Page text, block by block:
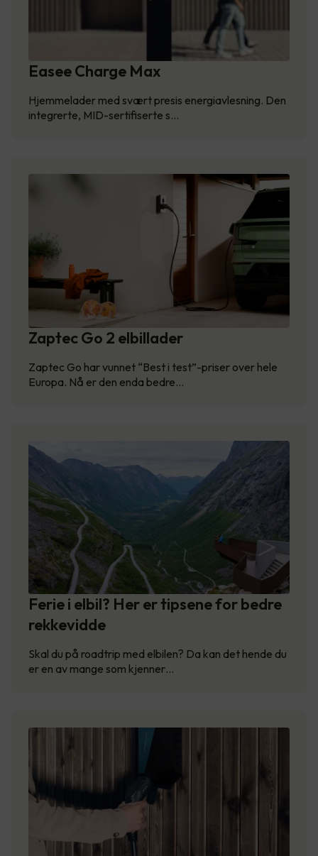
Easee Charge Max
Hjemmelader med svært presis energiavlesning. Den
integrerte, MID-sertifiserte s…
Zaptec Go 2 elbillader
Zaptec Go har vunnet “Best i test”-priser over hele
Europa. Nå er den enda bedre…
Ferie i elbil? Her er tipsene for bedre
rekkevidde
Skal du på roadtrip med elbilen? Da kan det hende du
er en av mange som kjenner…